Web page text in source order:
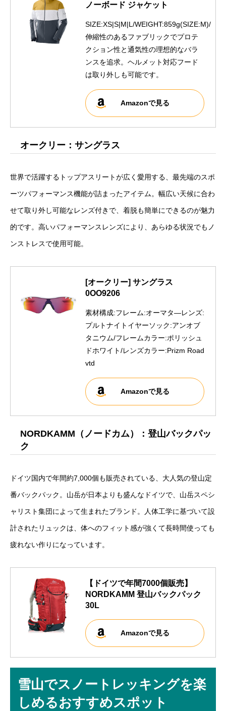
ノーボード ジャケット
SIZE:XS|S|M|L/WEIGHT:859g(SIZE:M)/
伸縮性のあるファブリックでプロテ
クション性と通気性の理想的なバラ
ンスを追求。ヘルメット対応フード
は取り外しも可能です。
Amazonで見る
オークリー：サングラス
世界で活躍するトップアスリートが広く愛用する、最先端のスポ
ーツパフォーマンス機能が詰まったアイテム。幅広い天候に合わ
せて取り外し可能なレンズ付きで、着脱も簡単にできるのが魅力
的です。高いパフォーマンスレンズにより、あらゆる状況でもノ
ンストレスで使用可能。
[オークリー] サングラス
0OO9206
素材構成:フレーム:オーマタ―レンズ:
プルトナイトイヤーソック:アンオブ
タニウム/フレームカラー:ポリッシュ
ドホワイト/レンズカラー:Prizm Road
vtd
Amazonで見る
NORDKAMM（ノードカム）：登山バックパッ
ク
ドイツ国内で年間約7,000個も販売されている、大人気の登山定
番バックパック。山岳が日本よりも盛んなドイツで、山岳スペシ
ャリスト集団によって生まれたブランド。人体工学に基づいて設
計されたリュックは、体へのフィット感が強くて長時間使っても
疲れない作りになっています。
【ドイツで年間7000個販売】
NORDKAMM 登山バックパック
30L
Amazonで見る
雪山でスノートレッキングを楽
しめるおすすめスポット